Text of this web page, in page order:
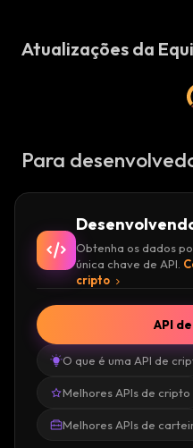
Atualizações da
Para
Obtenha os dados
única chave de API.
cripto
O que é uma API de
Melhores APIs de cripto
Melhores APIs de
API